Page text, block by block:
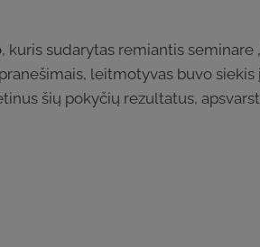
kuris sudarytas remiantis
leitmotyvas buvo
šių pokyčių rezultatus,